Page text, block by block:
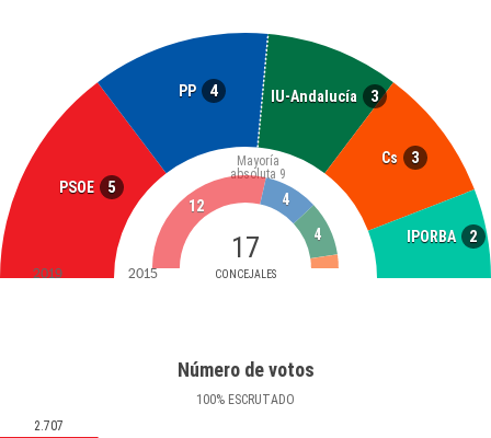
PSOE 5
PP 4 IU-Andalucía 3
Cs 3
IPORBA 2
17
CONCEJALES
Mayoría
absoluta 9
12
4
4
2019 2015
Número de votos
100% ESCRUTADO
2.707